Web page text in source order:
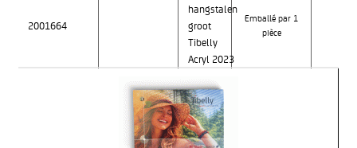
2001664
hangstalen
groot
Tibelly
Acryl 2023
Emballé par 1
pièce